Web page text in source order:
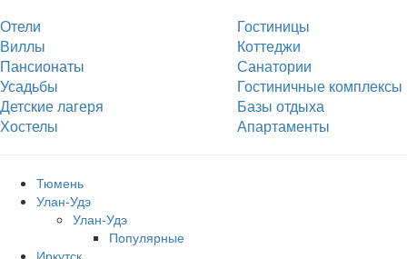
Отели
Гостиницы
Виллы
Коттеджи
Пансионаты
Санатории
Усадьбы
Гостиничные комплексы
Детские лагеря
Базы отдыха
Хостелы
Апартаменты
Тюмень
Улан-Удэ
Улан-Удэ
Популярные
Иркутск